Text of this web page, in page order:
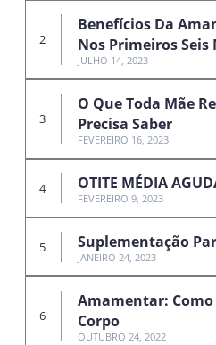
Benefícios Da
Nos Primeiros Seis
JULHO 14, 2023
O Que Toda Mãe
Precisa Saber
FEVEREIRO 16, 2023
OTITE MÉDIA
FEVEREIRO 9, 2023
Suplementação
JANEIRO 24, 2023
Amamentar:
Corpo
OUTUBRO 24, 2022